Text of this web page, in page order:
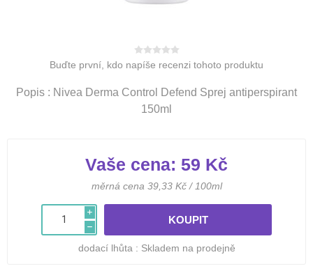
Buďte první, kdo napíše recenzi tohoto produktu
Popis : Nivea Derma Control Defend Sprej antiperspirant
150ml
Vaše cena: 59 Kč
měrná cena 39,33 Kč / 100ml
i
h
dodací lhůta : Skladem na prodejně